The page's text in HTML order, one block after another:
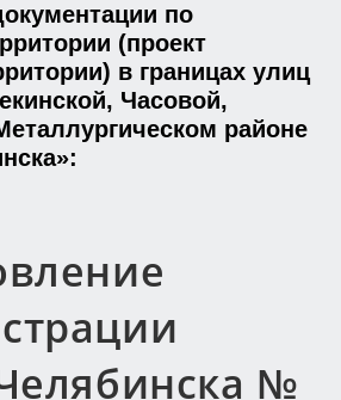
по
(проект
в границах улиц
Часовой,
районе
№